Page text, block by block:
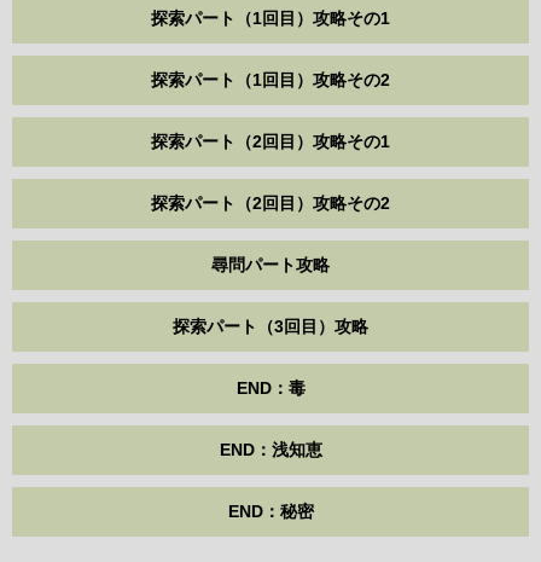
探索パート（1回目）攻略その1
探索パート（1回目）攻略その2
探索パート（2回目）攻略その1
探索パート（2回目）攻略その2
尋問パート攻略
探索パート（3回目）攻略
END：毒
END：浅知恵
END：秘密